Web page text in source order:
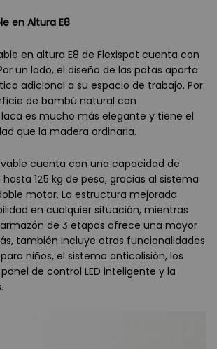
en Altura E8
en altura E8 de Flexispot cuenta con
un lado, el diseño de las patas aporta
adicional a su espacio de trabajo. Por
de bambú natural con
es mucho más elegante y tiene el
que la madera ordinaria.
cuenta con una capacidad de
125 kg de peso, gracias al sistema
motor. La estructura mejorada
en cualquier situación, mientras
de 3 etapas ofrece una mayor
también incluye otras funcionalidades
niños, el sistema anticolisión, los
de control LED inteligente y la